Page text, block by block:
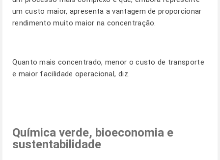
um custo maior, apresenta a vantagem de proporcionar
rendimento muito maior na concentração.
Quanto mais concentrado, menor o custo de transporte
e maior facilidade operacional, diz.
Química verde, bioeconomia e
sustentabilidade